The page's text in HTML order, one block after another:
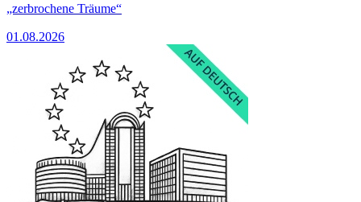
„zerbrochene Träume“
01.08.2026